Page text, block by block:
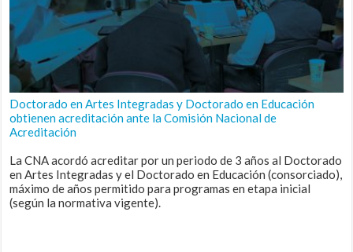
Doctorado en Artes Integradas y Doctorado en Educación
obtienen acreditación ante la Comisión Nacional de
Acreditación
La CNA acordó acreditar por un periodo de 3 años al Doctorado
en Artes Integradas y el Doctorado en Educación (consorciado),
máximo de años permitido para programas en etapa inicial
(según la normativa vigente).